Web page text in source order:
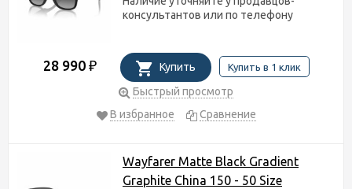
консультантов или по телефону
28 990 ₽ Купить Купить в 1 клик
Быстрый просмотр
В избранное
Сравнение
Wayfarer Matte Black Gradient
Graphite China 150 - 50 Size